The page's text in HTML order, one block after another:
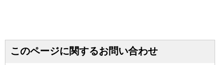
このページに関するお問い合わせ